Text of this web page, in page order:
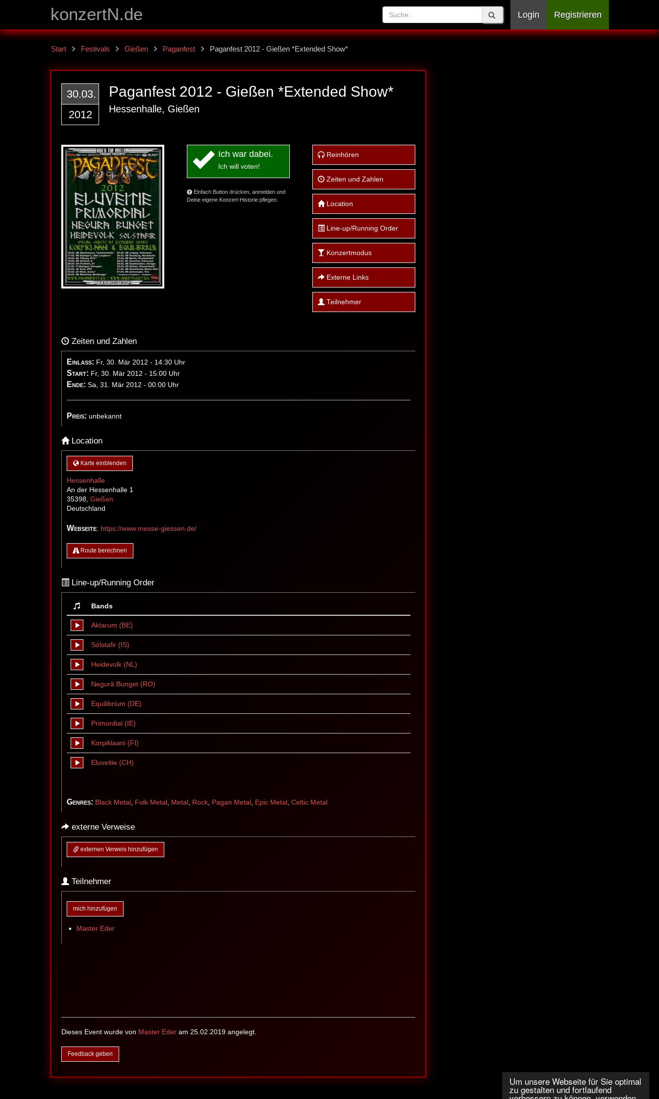
Um unsere Webseite für Sie optimal
zu gestalten und fortlaufend
konzertN.de Login Registrieren
Start Festivals Gießen Paganfest Paganfest 2012 - Gießen *Extended Show*
30.03.
2012
Paganfest 2012 - Gießen *Extended Show*
Hessenhalle, Gießen
Ich war dabei.
Ich will voten!
Einfach Button drücken, anmelden und
Deine eigene Konzert-Historie pflegen.
Reinhören
Zeiten und Zahlen
Location
Line-up/Running Order
Konzertmodus
Externe Links
Teilnehmer
Zeiten und Zahlen
Einlass: Fr, 30. Mär 2012 - 14:30 Uhr
Start: Fr, 30. Mär 2012 - 15:00 Uhr
Ende: Sa, 31. Mär 2012 - 00:00 Uhr
Preis: unbekannt
Location
Karte einblenden
Hessenhalle
An der Hessenhalle 1
35398, Gießen
Deutschland
Webseite: https://www.messe-giessen.de/
Route berechnen
Line-up/Running Order
Bands
Aktarum (BE)
Sólstafir (IS)
Heidevolk (NL)
Negură Bunget (RO)
Equilibrium (DE)
Primordial (IE)
Korpiklaani (FI)
Eluveitie (CH)
Genres: Black Metal , Folk Metal , Metal , Rock, Pagan Metal , Epic Metal , Celtic Metal
externe Verweise
externen Verweis hinzufügen
Teilnehmer
mich hinzufügen
Master Eder
Dieses Event wurde von Master Eder am 25.02.2019 angelegt.
Feedback geben